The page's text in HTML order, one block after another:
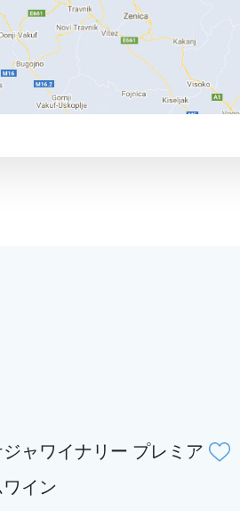
ャワイナリー プレミア
イン